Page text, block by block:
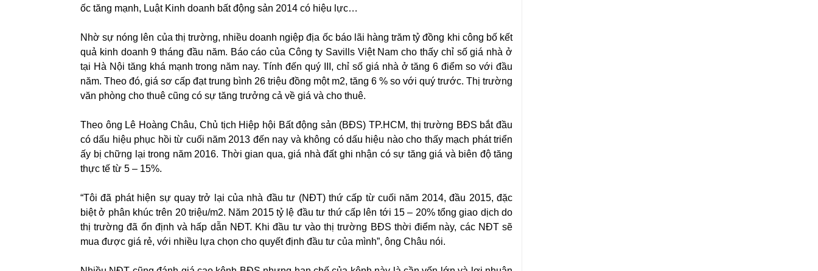
ốc tăng mạnh, Luật Kinh doanh bất động sản 2014 có hiệu lực…
Nhờ sự nóng lên của thị trường, nhiều doanh ngiệp địa ốc báo lãi hàng trăm tỷ đồng khi công bố kết
quả kinh doanh 9 tháng đầu năm. Báo cáo của Công ty Savills Việt Nam cho thấy chỉ số giá nhà ở
tại Hà Nội tăng khá mạnh trong năm nay. Tính đến quý III, chỉ số giá nhà ở tăng 6 điểm so với đầu
năm. Theo đó, giá sơ cấp đạt trung bình 26 triệu đồng một m2, tăng 6 % so với quý trước. Thị trường
văn phòng cho thuê cũng có sự tăng trưởng cả về giá và cho thuê.
Theo ông Lê Hoàng Châu, Chủ tịch Hiệp hội Bất động sản (BĐS) TP.HCM, thị trường BĐS bắt đầu
có dấu hiệu phục hồi từ cuối năm 2013 đến nay và không có dấu hiệu nào cho thấy mạch phát triển
ấy bị chững lại trong năm 2016. Thời gian qua, giá nhà đất ghi nhận có sự tăng giá và biên độ tăng
thực tế từ 5 – 15%.
“Tôi đã phát hiện sự quay trở lại của nhà đầu tư (NĐT) thứ cấp từ cuối năm 2014, đầu 2015, đặc
biệt ở phân khúc trên 20 triệu/m2. Năm 2015 tỷ lệ đầu tư thứ cấp lên tới 15 – 20% tổng giao dịch do
thị trường đã ổn định và hấp dẫn NĐT. Khi đầu tư vào thị trường BĐS thời điểm này, các NĐT sẽ
mua được giá rẻ, với nhiều lựa chọn cho quyết định đầu tư của mình”, ông Châu nói.